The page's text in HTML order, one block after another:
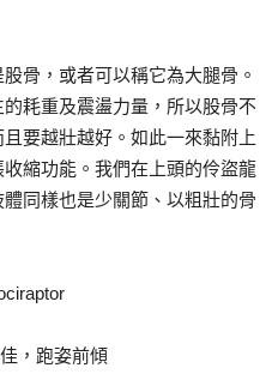
骨，或者可以稱它為大腿骨。
耗重及震盪力量，所以股骨不
要越壯越好。如此一來黏附上
縮功能。我們在上頭的伶盜龍
同樣也是少關節、以粗壯的骨
，跑姿前傾